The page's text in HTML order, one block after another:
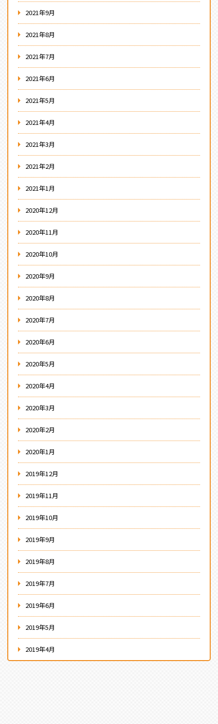
2021年9月
2021年8月
2021年7月
2021年6月
2021年5月
2021年4月
2021年3月
2021年2月
2021年1月
2020年12月
2020年11月
2020年10月
2020年9月
2020年8月
2020年7月
2020年6月
2020年5月
2020年4月
2020年3月
2020年2月
2020年1月
2019年12月
2019年11月
2019年10月
2019年9月
2019年8月
2019年7月
2019年6月
2019年5月
2019年4月